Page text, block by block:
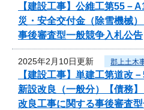
【建設工事】公維工第55
災・安全交付金（除雪機械
事後審査型一般競争入札公告
2025年2月10日更新 郡上土木
【建設工事】単建工第道改
新設改良（一般分）【債務
改良工事に関する事後審査